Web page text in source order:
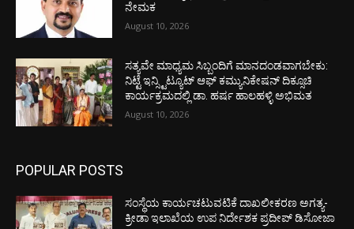
ನೇಮಕ
August 10, 2026
ಸತ್ಯವೇ ಮಾಧ್ಯಮ ಸಿಬ್ಬಂದಿಗೆ ಮಾನದಂಡವಾಗಬೇಕು:
ನಿಟ್ಟೆ ಇನ್ಸ್ಟಿಟ್ಯೂಟ್ ಆಫ್ ಕಮ್ಯುನಿಕೇಷನ್ ದಿಕ್ಸೂಚಿ
ಕಾರ್ಯಕ್ರಮದಲ್ಲಿ ಡಾ. ಹರ್ಷ ಹಾಲಹಳ್ಳಿ ಅಭಿಮತ
August 10, 2026
POPULAR POSTS
ಸಂಸ್ಥೆಯ ಕಾರ್ಯಚಟುವಟಿಕೆ ದಾಖಲೀಕರಣ ಅಗತ್ಯ-
ಕ್ರೀಡಾ ಇಲಾಖೆಯ ಉಪ ನಿರ್ದೇಶಕ ಪ್ರದೀಪ್ ಡಿಸೋಜಾ